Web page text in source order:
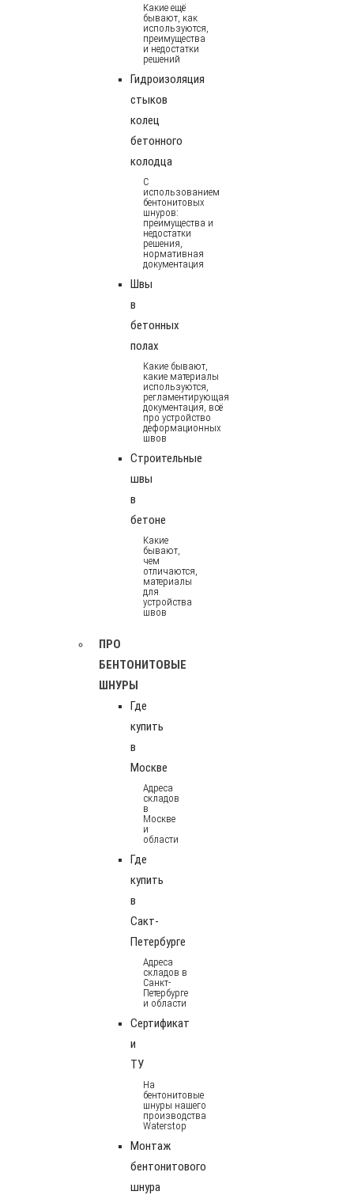
Какие ещё
бывают, как
используются,
преимущества
и недостатки
решений
Гидроизоляция
стыков
колец
бетонного
колодца
С
использованием
бентонитовых
шнуров:
преимущества и
недостатки
решения,
нормативная
документация
Швы
в
бетонных
полах
Какие бывают,
какие материалы
используются,
регламентирующая
документация, всё
про устройство
деформационных
швов
Строительные
швы
в
бетоне
Какие
бывают,
чем
отличаются,
материалы
для
устройства
швов
ПРО
БЕНТОНИТОВЫЕ
ШНУРЫ
Где
купить
в
Москве
Адреса
складов
в
Москве
и
области
Где
купить
в
Сакт-
Петербурге
Адреса
складов в
Санкт-
Петербурге
и области
Сертификат
и
ТУ
На
бентонитовые
шнуры нашего
производства
Waterstop
Монтаж
бентонитового
шнура